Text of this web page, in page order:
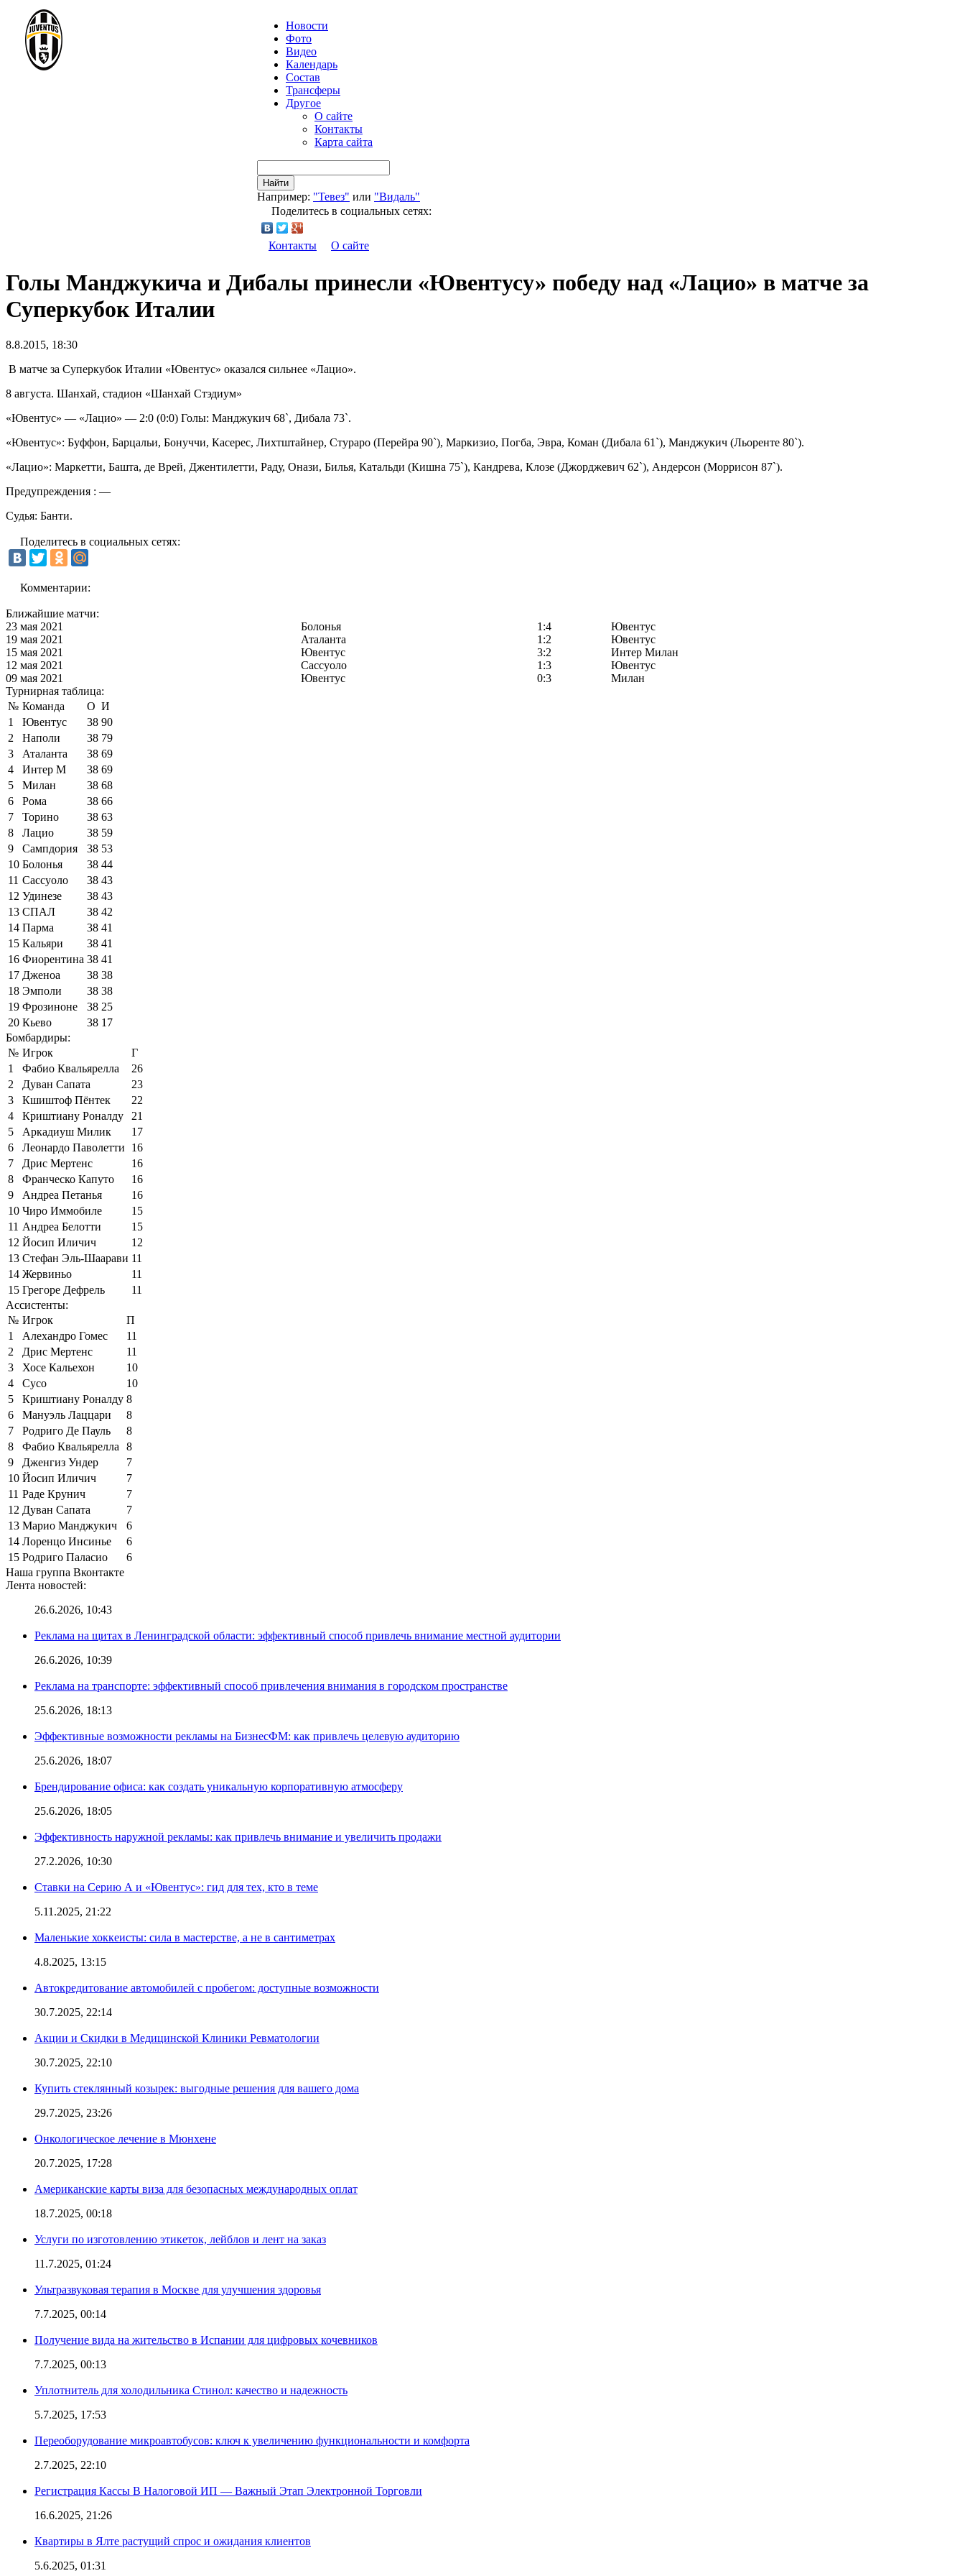
Новости
Фото
Видео
Календарь
Состав
Трансферы
Другое
О сайте
Контакты
Карта сайта
Найти
Например: "Тевез" или "Видаль"
Поделитесь в социальных сетях:
Контакты О сайте
Голы Манджукича и Дибалы принесли «Ювентусу» победу над «Лацио» в матче за
Суперкубок Италии
8.8.2015, 18:30
В матче за Суперкубок Италии «Ювентус» оказался сильнее «Лацио».
8 августа. Шанхай, стадион «Шанхай Стэдиум»
«Ювентус» — «Лацио» — 2:0 (0:0) Голы: Манджукич 68`, Дибала 73`.
«Ювентус»: Буффон, Барцальи, Бонуччи, Касерес, Лихтштайнер, Стураро (Перейра 90`), Маркизио, Погба, Эвра, Коман (Дибала 61`), Манджукич (Льоренте 80`).
«Лацио»: Маркетти, Башта, де Врей, Джентилетти, Раду, Онази, Билья, Катальди (Кишна 75`), Кандрева, Клозе (Джорджевич 62`), Андерсон (Моррисон 87`).
Предупреждения : —
Судья: Банти.
Поделитесь в социальных сетях:
Комментарии:
Ближайшие матчи:
23 мая 2021
Болонья 1:4
Ювентус
19 мая 2021
Аталанта 1:2
Ювентус
15 мая 2021
Ювентус 3:2
Интер Милан
12 мая 2021
Сассуоло 1:3
Ювентус
09 мая 2021
Ювентус 0:3
Милан
Турнирная таблица:
№ Команда О И
1
Ювентус 38 90
2
Наполи 38 79
3
Аталанта 38 69
4
Интер М 38 69
5
Милан 38 68
6
Рома 38 66
7
Торино 38 63
8
Лацио 38 59
9
Сампдория 38 53
10 Болонья 38 44
11 Сассуоло 38 43
12 Удинезе 38 43
13 СПАЛ 38 42
14 Парма 38 41
15 Кальяри 38 41
16 Фиорентина 38 41
17 Дженоа 38 38
18 Эмполи 38 38
19 Фрозиноне 38 25
20 Кьево 38 17
Бомбардиры:
№ Игрок
Г
1
Фабио Квальярелла
26
2
Дуван Сапата
23
3
Кшиштоф Пёнтек
22
4
Криштиану Роналду
21
5
Аркадиуш Милик
17
6
Леонардо Паволетти
16
7
Дрис Мертенс
16
8
Франческо Капуто
16
9
Андреа Петанья
16
10 Чиро Иммобиле
15
11 Андреа Белотти
15
12 Йосип Иличич
12
13 Стефан Эль-Шаарави 11
14 Жервиньо
11
15 Грегоре Дефрель
11
Ассистенты:
№ Игрок
П
1
Алехандро Гомес
11
2
Дрис Мертенс
11
3
Хосе Кальехон
10
4
Сусо
10
5
Криштиану Роналду 8
6
Мануэль Лаццари
8
7
Родриго Де Пауль
8
8
Фабио Квальярелла
8
9
Дженгиз Ундер
7
10 Йосип Иличич
7
11 Раде Крунич
7
12 Дуван Сапата
7
13 Марио Манджукич
6
14 Лоренцо Инсинье
6
15 Родриго Паласио
6
Наша группа Вконтакте
Лента новостей:
26.6.2026, 10:43
Реклама на щитах в Ленинградской области: эффективный способ привлечь внимание местной аудитории
26.6.2026, 10:39
Реклама на транспорте: эффективный способ привлечения внимания в городском пространстве
25.6.2026, 18:13
Эффективные возможности рекламы на БизнесФМ: как привлечь целевую аудиторию
25.6.2026, 18:07
Брендирование офиса: как создать уникальную корпоративную атмосферу
25.6.2026, 18:05
Эффективность наружной рекламы: как привлечь внимание и увеличить продажи
27.2.2026, 10:30
Ставки на Серию А и «Ювентус»: гид для тех, кто в теме
5.11.2025, 21:22
Маленькие хоккеисты: сила в мастерстве, а не в сантиметрах
4.8.2025, 13:15
Автокредитование автомобилей с пробегом: доступные возможности
30.7.2025, 22:14
Акции и Скидки в Медицинской Клиники Ревматологии
30.7.2025, 22:10
Купить стеклянный козырек: выгодные решения для вашего дома
29.7.2025, 23:26
Онкологическое лечение в Мюнхене
20.7.2025, 17:28
Американские карты виза для безопасных международных оплат
18.7.2025, 00:18
Услуги по изготовлению этикеток, лейблов и лент на заказ
11.7.2025, 01:24
Ультразвуковая терапия в Москве для улучшения здоровья
7.7.2025, 00:14
Получение вида на жительство в Испании для цифровых кочевников
7.7.2025, 00:13
Уплотнитель для холодильника Стинол: качество и надежность
5.7.2025, 17:53
Переоборудование микроавтобусов: ключ к увеличению функциональности и комфорта
2.7.2025, 22:10
Регистрация Кассы В Налоговой ИП — Важный Этап Электронной Торговли
16.6.2025, 21:26
Квартиры в Ялте растущий спрос и ожидания клиентов
5.6.2025, 01:31